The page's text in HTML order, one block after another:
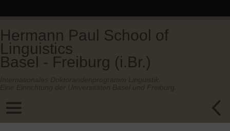
Hermann Paul School of
Linguistics
Basel - Freiburg (i.Br.)